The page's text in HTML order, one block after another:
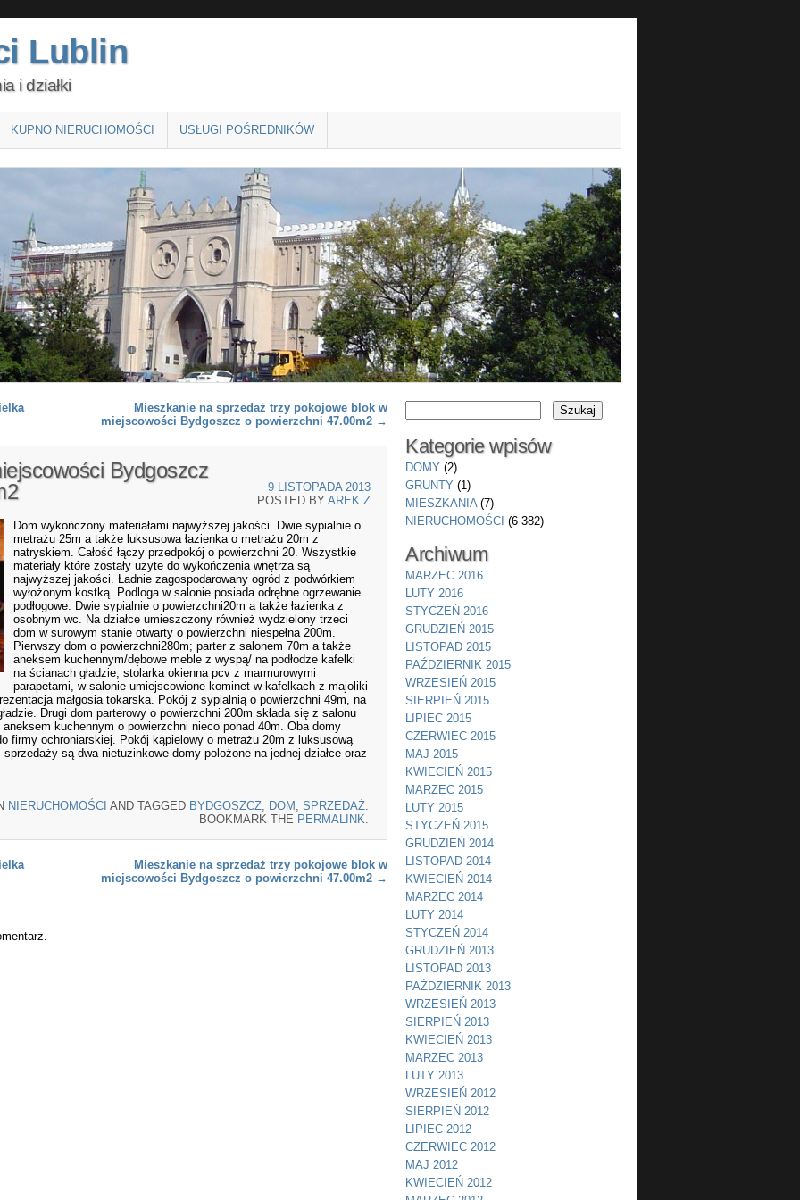
Lublin
i działki
KUPNO NIERUCHOMOŚCI USŁUGI POŚREDNIKÓW
Mieszkanie na sprzedaż trzy pokojowe blok w
miejscowości Bydgoszcz o powierzchni 47.00m2 →
Bydgoszcz
9 LISTOPADA 2013
POSTED BY AREK.Z
Dom wykończony materiałami najwyższej jakości. Dwie sypialnie o
metrażu 25m a także luksusowa łazienka o metrażu 20m z
natryskiem. Całość łączy przedpokój o powierzchni 20. Wszystkie
materiały które zostały użyte do wykończenia wnętrza są
najwyższej jakości. Ładnie zagospodarowany ogród z podwórkiem
wyłożonym kostką. Podloga w salonie posiada odrębne ogrzewanie
podłogowe. Dwie sypialnie o powierzchni20m a także łazienka z
osobnym wc. Na działce umieszczony również wydzielony trzeci
dom w surowym stanie otwarty o powierzchni niespełna 200m.
Pierwszy dom o powierzchni280m; parter z salonem 70m a także
aneksem kuchennym/dębowe meble z wyspą/ na podłodze kafelki
na ścianach gładzie, stolarka okienna pcv z marmurowymi
parapetami, w salonie umiejscowione kominet w kafelkach z majoliki
małgosia tokarska. Pokój z sypialnią o powierzchni 49m, na
Drugi dom parterowy o powierzchni 200m składa się z salonu
kuchennym o powierzchni nieco ponad 40m. Oba domy
firmy ochroniarskiej. Pokój kąpielowy o metrażu 20m z luksusową
są dwa nietuzinkowe domy polożone na jednej działce oraz
NIERUCHOMOŚCI AND TAGGED BYDGOSZCZ DOM SPRZEDAŻ
BOOKMARK THE PERMALINK
Mieszkanie na sprzedaż trzy pokojowe blok w
miejscowości Bydgoszcz o powierzchni 47.00m2 →
Kategorie wpisów
DOMY (2)
GRUNTY (1)
MIESZKANIA(7)
NIERUCHOMOŚCI (6 382)
Archiwum
MARZEC 2016
LUTY 2016
STYCZEŃ 2016
GRUDZIEŃ 2015
LISTOPAD 2015
PAŹDZIERNIK 2015
WRZESIEŃ 2015
SIERPIEŃ 2015
LIPIEC 2015
CZERWIEC 2015
MAJ 2015
KWIECIEŃ 2015
MARZEC 2015
LUTY 2015
STYCZEŃ 2015
GRUDZIEŃ 2014
LISTOPAD 2014
KWIECIEŃ 2014
MARZEC 2014
LUTY 2014
STYCZEŃ 2014
GRUDZIEŃ 2013
LISTOPAD 2013
PAŹDZIERNIK 2013
WRZESIEŃ 2013
SIERPIEŃ 2013
KWIECIEŃ 2013
MARZEC 2013
LUTY 2013
WRZESIEŃ 2012
SIERPIEŃ 2012
LIPIEC 2012
CZERWIEC 2012
MAJ 2012
KWIECIEŃ 2012